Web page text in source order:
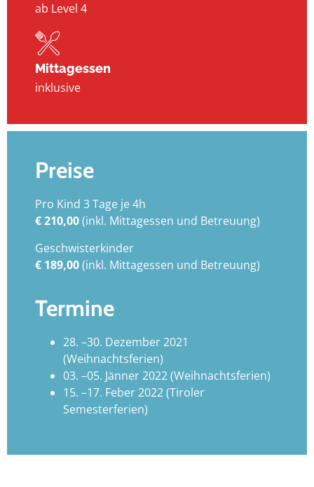
ab Level 4
Mittagessen
inklusive
Preise
Pro Kind 3 Tage je 4h
€ 210,00(inkl. Mittagessen und Betreuung)
Geschwisterkinder
€ 189,00(inkl. Mittagessen und Betreuung)
Termine
28. –30. Dezember 2021
(Weihnachtsferien)
03. –05. Jänner 2022 (Weihnachtsferien)
15. –17. Feber 2022 (Tiroler
Semesterferien)